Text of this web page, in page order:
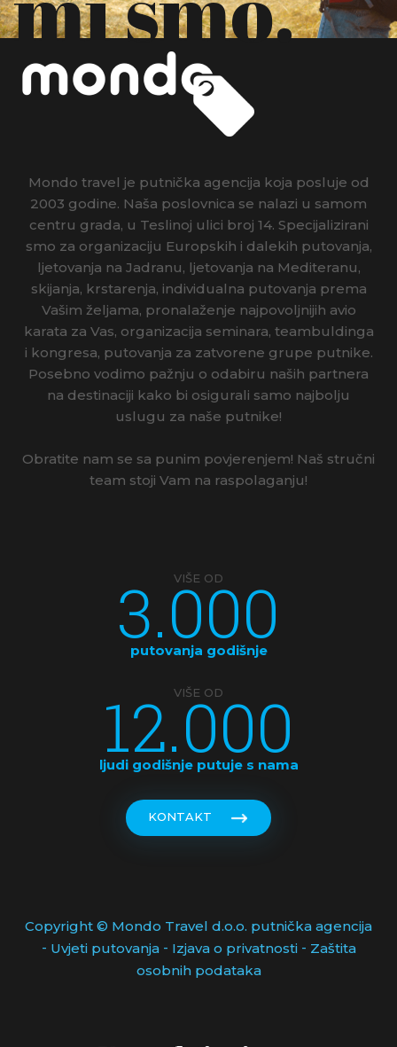
Mondo travel je putnička agencija koja posluje od
2003 godine. Naša poslovnica se nalazi u samom
centru grada, u Teslinoj ulici broj 14. Specijalizirani
smo za organizaciju Europskih i dalekih putovanja,
ljetovanja na Jadranu, ljetovanja na Mediteranu,
skijanja, krstarenja, individualna putovanja prema
Vašim željama, pronalaženje najpovoljnijih avio
karata za Vas, organizacija seminara, teambuldinga
i kongresa, putovanja za zatvorene grupe putnike.
Posebno vodimo pažnju o odabiru naših partnera
na destinaciji kako bi osigurali samo najbolju
uslugu za naše putnike!
Obratite nam se sa punim povjerenjem! Naš stručni
team stoji Vam na raspolaganju!
VIŠE OD
3.000
putovanja godišnje
VIŠE OD
12.000
ljudi godišnje putuje s nama
KONTAKT
Copyright © Mondo Travel d.o.o. putnička agencija
- Uvjeti putovanja- Izjava o privatnosti- Zaštita
osobnih podataka